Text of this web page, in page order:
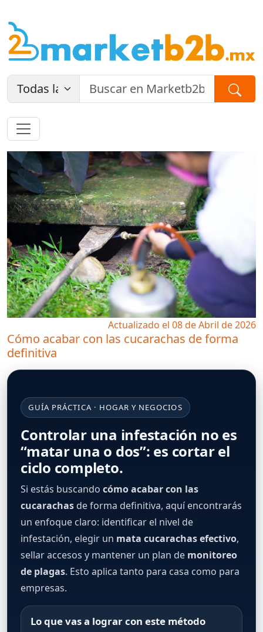
Actualizado el 08 de Abril de 2026
Cómo acabar con las cucarachas de forma
definitiva
GUÍA PRÁCTICA · HOGAR Y NEGOCIOS
Controlar una infestación no es
“matar una o dos”: es cortar el
ciclo completo.
Si estás buscando cómo acabar con las
cucarachas de forma definitiva, aquí encontrarás
un enfoque claro: identificar el nivel de
infestación, elegir un mata cucarachas efectivo,
sellar accesos y mantener un plan de monitoreo
de plagas. Esto aplica tanto para casa como para
empresas.
Lo que vas a lograr con este método